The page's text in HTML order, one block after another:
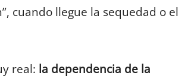
cuando llegue la sequedad o el
real: la dependencia de la